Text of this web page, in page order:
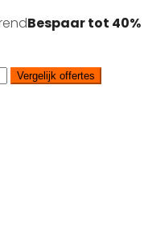
Bespaar tot 40%
Vergelijk offertes